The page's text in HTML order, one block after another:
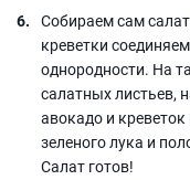
Собираем сам
креветки
однородности. На
салатных листьев,
авокадо и
зеленого лука и
Салат готов!